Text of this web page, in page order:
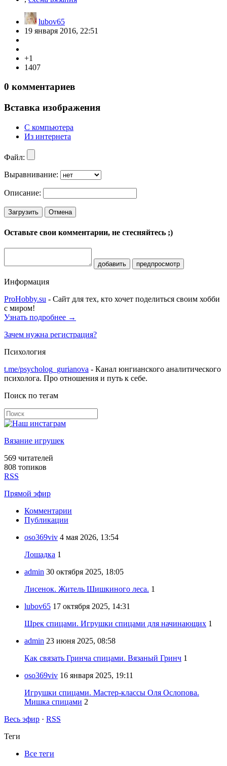
lubov65
19 января 2016, 22:51
+1
1407
0 комментариев
Вставка изображения
С компьютера
Из интернета
Файл:
Выравнивание:
Описание:
Загрузить Отмена
Оставьте свои комментарии, не стесняйтесь ;)
добавить предпросмотр
Информация
ProHobby.su - Сайт для тех, кто хочет поделиться своим хобби
с миром!
Узнать подробнее →
Зачем нужна регистрация?
Психология
t.me/psycholog_gurianova - Канал юнгианского аналитического
психолога. Про отношения и путь к себе.
Поиск по тегам
Вязание игрушек
569 читателей
808 топиков
RSS
Прямой эфир
Комментарии
Публикации
oso369viv 4 мая 2026, 13:54
Лошадка 1
admin 30 октября 2025, 18:05
Лисенок. Житель Шишкиного леса. 1
lubov65 17 октября 2025, 14:31
Шрек спицами. Игрушки спицами для начинающих 1
admin 23 июня 2025, 08:58
Как связать Гринча спицами. Вязаный Гринч 1
oso369viv 16 января 2025, 19:11
Игрушки спицами. Мастер-классы Оля Ослопова.
Мишка спицами 2
Весь эфир · RSS
Теги
Все теги